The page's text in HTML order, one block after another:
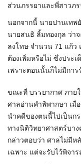
ส่วนภรรยาและพี่สาวภ
นอกจากนี้ นายปานเทพ
นายสนธิ ลิ้มทองกุล ว่า
ลงโทษ จำนวน 71 แก้ว
ต้องเพิ่มหรือไม่ ซึ่งประ
เพราะตอนนั้นก็ไม่มีการ
ขณะที่ บรรยากาศ ภาย
ศาลอ่านคำพิพากษา เมื่
นำคดีของตนนี้ไปเป็นก
ทางนิติวิทยาศาสตร์บา
กล่าวตอบว่า ศาลไม่มีห
เฉพาะ แต่จะรับไว้พิจา